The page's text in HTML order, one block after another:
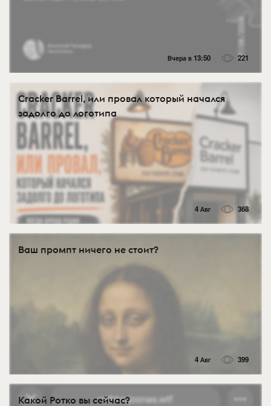
Вчера в 13:50 221
Cracker Barrel, или провал который начался
задолго до логотипа
4 Авг 368
Ваш промпт ничего не стоит?
4 Авг 399
Какой Ротко вы сейчас?